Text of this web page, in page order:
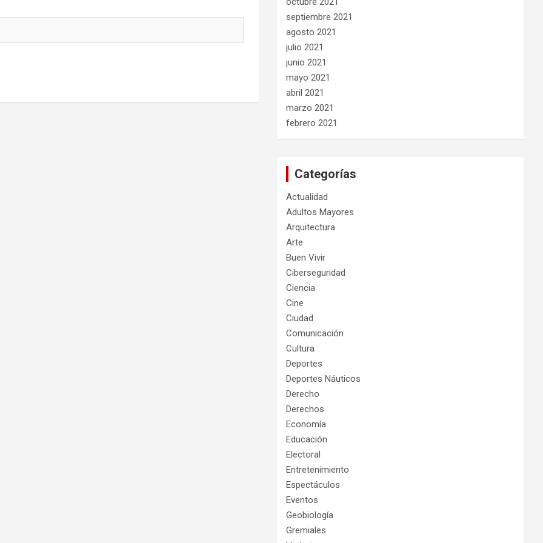
septiembre 2021
agosto 2021
julio 2021
junio 2021
mayo 2021
abril 2021
marzo 2021
febrero 2021
Categorías
Actualidad
Adultos Mayores
Arquitectura
Arte
Buen Vivir
Ciberseguridad
Ciencia
Cine
Ciudad
Comunicación
Cultura
Deportes
Deportes Náuticos
Derecho
Derechos
Economía
Educación
Electoral
Entretenimiento
Espectáculos
Eventos
Geobiología
Gremiales